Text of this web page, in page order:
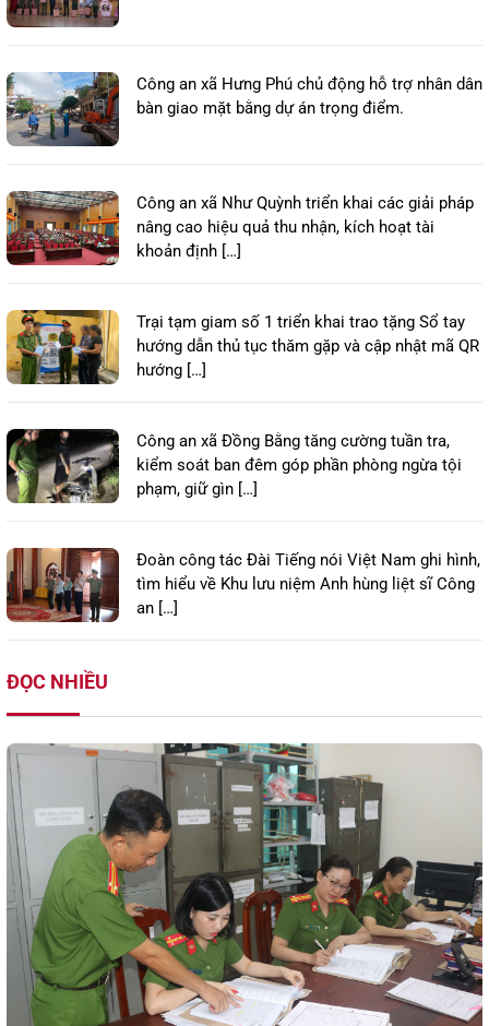
Công an xã Hưng Phú chủ động hỗ trợ nhân dân
bàn giao mặt bằng dự án trọng điểm.
Công an xã Như Quỳnh triển khai các giải pháp
nâng cao hiệu quả thu nhận, kích hoạt tài
khoản định […]
Trại tạm giam số 1 triển khai trao tặng Sổ tay
hướng dẫn thủ tục thăm gặp và cập nhật mã QR
hướng […]
Công an xã Đồng Bằng tăng cường tuần tra,
kiểm soát ban đêm góp phần phòng ngừa tội
phạm, giữ gìn […]
Đoàn công tác Đài Tiếng nói Việt Nam ghi hình,
tìm hiểu về Khu lưu niệm Anh hùng liệt sĩ Công
an […]
ĐỌC NHIỀU